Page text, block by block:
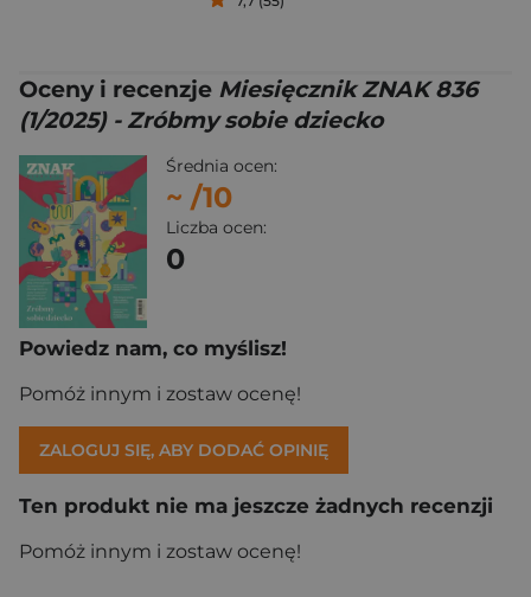
Oceny i recenzje Miesięcznik ZNAK 836
(1/2025) - Zróbmy sobie dziecko
Średnia ocen:
~ /10
Liczba ocen:
0
Powiedz nam, co myślisz!
Pomóż innym i zostaw ocenę!
ZALOGUJ SIĘ, ABY DODAĆ OPINIĘ
Ten produkt nie ma jeszcze żadnych recenzji
Pomóż innym i zostaw ocenę!